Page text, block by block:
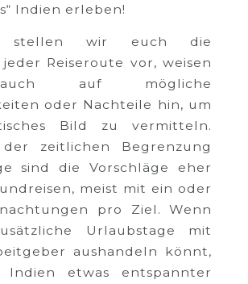
Indien erleben!
stellen wir euch die
Reiseroute vor, weisen
auf mögliche
oder Nachteile hin, um
Bild zu vermitteln.
zeitlichen Begrenzung
sind die Vorschläge eher
meist mit ein oder
pro Ziel. Wenn
Urlaubstage mit
aushandeln könnt,
etwas entspannter